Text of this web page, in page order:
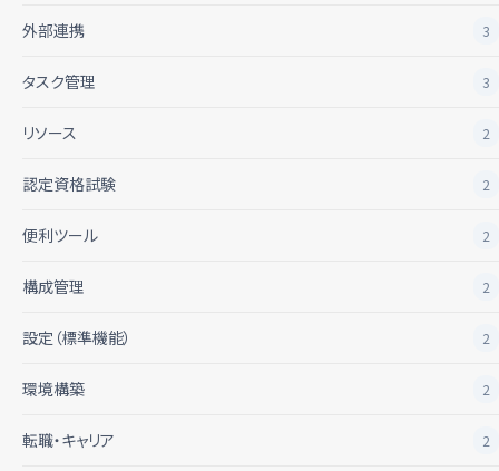
外部連携 3
タスク管理 3
リソース 2
認定資格試験 2
便利ツール 2
構成管理 2
設定（標準機能） 2
環境構築 2
転職・キャリア 2